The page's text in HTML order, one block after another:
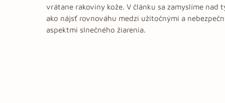
vrátane rakoviny kože. V článku sa zamyslíme nad
ako nájsť rovnováhu medzi užitočnými a
aspektmi slnečného žiarenia.